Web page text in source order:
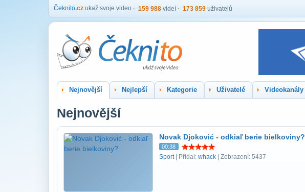
Čeknito.cz ukaž svoje video 159 988 videí 173 859 uživatelů
Nejnovější Nejlepší Kategorie Uživatelé Videokanály
Nejnovější
Novak Djoković - odkiaľ berie bielkoviny?
00:38
Sport| Přidal: whack | Zobrazení: 5437